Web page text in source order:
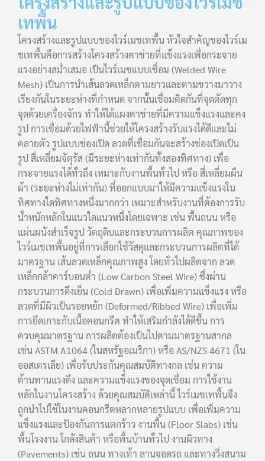
เทพื้น
โครงสร้างและรูปแบบของไวร์เมชเทพื้น หัวใจสำคัญของไวร์เม
ชเทพื้นคือการสร้างโครงสร้างตาข่ายที่แข็งแรงเพื่อกระจาย
แรงอย่างสม่ำเสมอ เป็นไวร์เมชแบบเชื่อม (Welded Wire
Mesh) เป็นการนำเส้นลวดเหล็กตามยาวและตามขวางมาวาง
เรียงกันในระยะห่างที่กำหนด จากนั้นเชื่อมติดกันที่จุดตัดทุก
จุดด้วยเครื่องจักร ทำให้ได้แผงตาข่ายที่มีความแข็งแรงและคง
รูป การเชื่อมด้วยไฟฟ้านี้ช่วยให้โครงสร้างรับแรงได้ดีและไม่
คลายตัว รูปแบบช่องเปิด ลวดที่เชื่อมกันจะสร้างช่องเปิดเป็น
รูป สี่เหลี่ยมจัตุรัส (มีระยะห่างเท่ากันทั้งสองทิศทาง) เพื่อ
กระจายแรงได้ทั่วถึง เหมาะกับงานพื้นทั่วไป หรือ สี่เหลี่ยมผืน
ผ้า (ระยะห่างไม่เท่ากัน) ที่ออกแบบมาให้มีความแข็งแรงใน
ทิศทางใดทิศทางหนึ่งมากกว่า เหมาะสำหรับงานที่ต้องการรับ
น้ำหนักหลักในแนวใดแนวหนึ่งโดยเฉพาะ เช่น พื้นถนน หรือ
แผ่นผนังสำเร็จรูป วัตถุดิบและกระบวนการผลิต คุณภาพของ
ไวร์เมชเทพื้นอยู่ที่การเลือกใช้วัสดุและกระบวนการผลิตที่ได้
มาตรฐาน เส้นลวดเหล็กคุณภาพสูง โดยทั่วไปผลิตจาก ลวด
เหล็กกล้าคาร์บอนต่ำ (Low Carbon Steel Wire) ซึ่งผ่าน
กระบวนการดึงเย็น (Cold Drawn) เพื่อเพิ่มความแข็งแรง หรือ
ลวดที่มีผิวเป็นรอยหยัก (Deformed/Ribbed Wire) เพื่อเพิ่ม
การยึดเกาะกับเนื้อคอนกรีต ทำให้เสริมกำลังได้ดีขึ้น การ
ควบคุมมาตรฐาน การผลิตต้องเป็นไปตามมาตรฐานสากล
เช่น ASTM A1064 (ในสหรัฐอเมริกา) หรือ AS/NZS 4671 (ใน
ออสเตรเลีย) เพื่อรับประกันคุณสมบัติทางกล เช่น ความ
ต้านทานแรงดึง และความแข็งแรงของจุดเชื่อม การใช้งาน
หลักในงานโครงสร้าง ด้วยคุณสมบัติเหล่านี้ ไวร์เมชเทพื้นจึง
ถูกนำไปใช้ในงานคอนกรีตหลากหลายรูปแบบ เพื่อเพิ่มความ
แข็งแรงและป้องกันการแตกร้าว งานพื้น (Floor Slabs) เช่น
พื้นโรงงาน โกดังสินค้า หรือพื้นบ้านทั่วไป งานผิวทาง
(Pavements) เช่น ถนน ทางเท้า ลานจอดรถ และทางวิ่งสนาม